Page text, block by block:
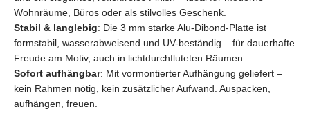
Wohnräume, Büros oder als stilvolles Geschenk.
Stabil & langlebig: Die 3 mm starke Alu-Dibond-Platte ist
formstabil, wasserabweisend und UV-beständig – für dauerhafte
Freude am Motiv, auch in lichtdurchfluteten Räumen.
Sofort aufhängbar: Mit vormontierter Aufhängung geliefert –
kein Rahmen nötig, kein zusätzlicher Aufwand. Auspacken,
aufhängen, freuen.